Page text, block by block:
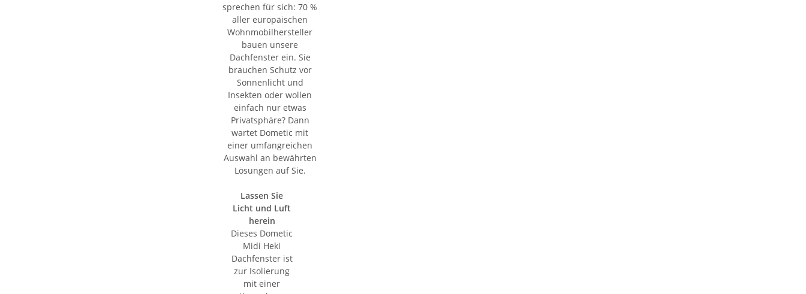
sprechen für sich: 70 %
aller europäischen
Wohnmobilhersteller
bauen unsere
Dachfenster ein. Sie
brauchen Schutz vor
Sonnenlicht und
Insekten oder wollen
einfach nur etwas
Privatsphäre? Dann
wartet Dometic mit
einer umfangreichen
Auswahl an bewährten
Lösungen auf Sie.
Lassen Sie
Licht und Luft
herein
Dieses Dometic
Midi Heki
Dachfenster ist
zur Isolierung
mit einer